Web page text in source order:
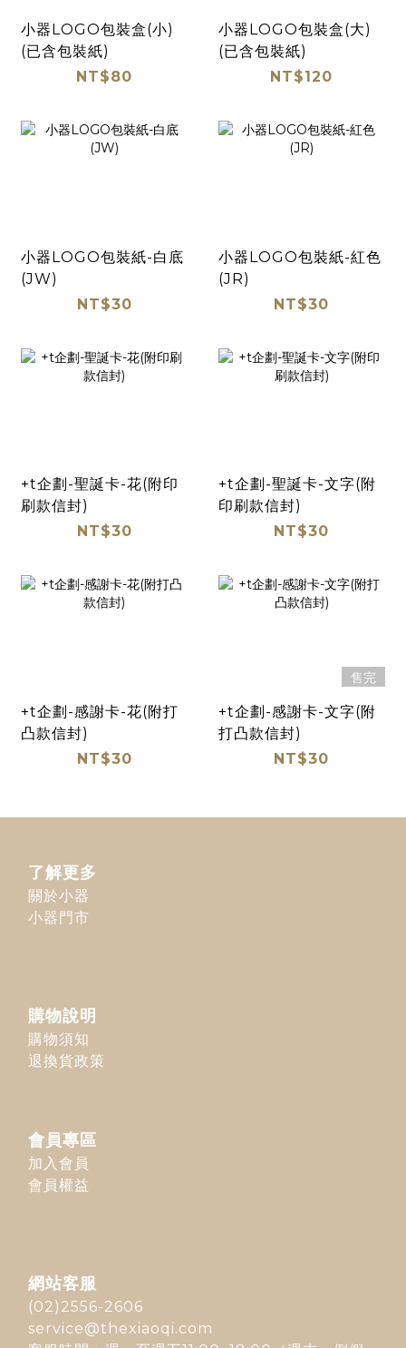
小器LOGO包裝盒(小)
(已含包裝紙)
NT$80
小器LOGO包裝盒(大)
(已含包裝紙)
NT$120
小器LOGO包裝紙-白底
(JW)
NT$30
小器LOGO包裝紙-紅色
(JR)
NT$30
+t企劃-聖誕卡-花(附印
刷款信封)
NT$30
+t企劃-聖誕卡-文字(附
印刷款信封)
NT$30
+t企劃-感謝卡-花(附打
凸款信封)
NT$30
售完
+t企劃-感謝卡-文字(附
打凸款信封)
NT$30
了解更多
關於小器
小器門市
購物說明
購物須知
退換貨政策
會員專區
加入會員
會員權益
網站客服
(02)2556-2606
service@thexiaoqi.com